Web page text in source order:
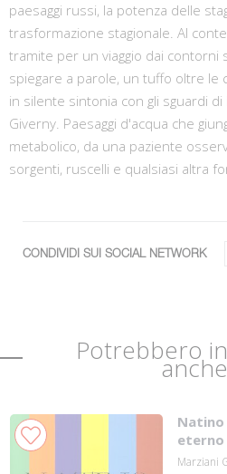
paesaggi russi, la potenza delle
trasformazione stagionale. Al
tramite per un viaggio dai contorni
spiegare a parole, un tuffo oltre le
in silente sintonia con gli sguardi
Giverny. Paesaggi d'acqua che
metabolico, da una paziente
sorgenti, ruscelli e qualsiasi altra
CONDIVIDI SUI SOCIAL NETWORK
Potrebbero
Natino
Marziani